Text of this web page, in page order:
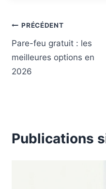
Navigation
de
l’article
PRÉCÉDENT
Pare-feu gratuit : les
meilleures options en
2026
Publications